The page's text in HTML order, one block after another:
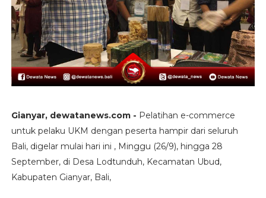
Gianyar, dewatanews.com - Pelatihan e-commerce
untuk pelaku UKM dengan peserta hampir dari seluruh
Bali, digelar mulai hari ini , Minggu (26/9), hingga 28
September, di Desa Lodtunduh, Kecamatan Ubud,
Kabupaten Gianyar, Bali,